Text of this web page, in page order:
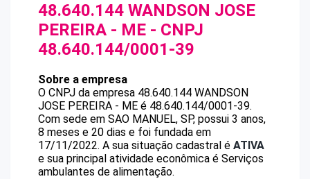
48.640.144 WANDSON JOSE
PEREIRA - ME - CNPJ
48.640.144/0001-39
Sobre a empresa
O CNPJ da empresa 48.640.144 WANDSON
JOSE PEREIRA - ME é 48.640.144/0001-39.
Com sede em SAO MANUEL, SP, possui 3 anos,
8 meses e 20 dias e foi fundada em
17/11/2022. A sua situação cadastral é ATIVA
e sua principal atividade econômica é Serviços
ambulantes de alimentação.